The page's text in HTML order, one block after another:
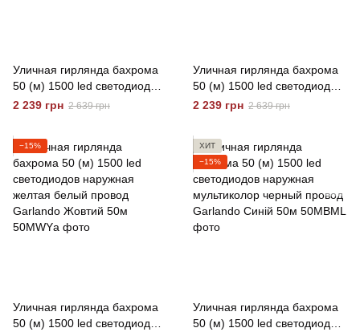
Уличная гирлянда бахрома
50 (м) 1500 led светодиодов
наружная мультиколор
2 239 грн 2 639 грн
Уличная гирлянда бахрома
50 (м) 1500 led светодиодов
наружная синяя белый
2 239 грн 2 639 грн
−15%
Уличная гирлянда бахрома
50 (м) 1500 led светодиодов
ХИТ
−15%
Уличная гирлянда бахрома
50 (м) 1500 led светодиодов